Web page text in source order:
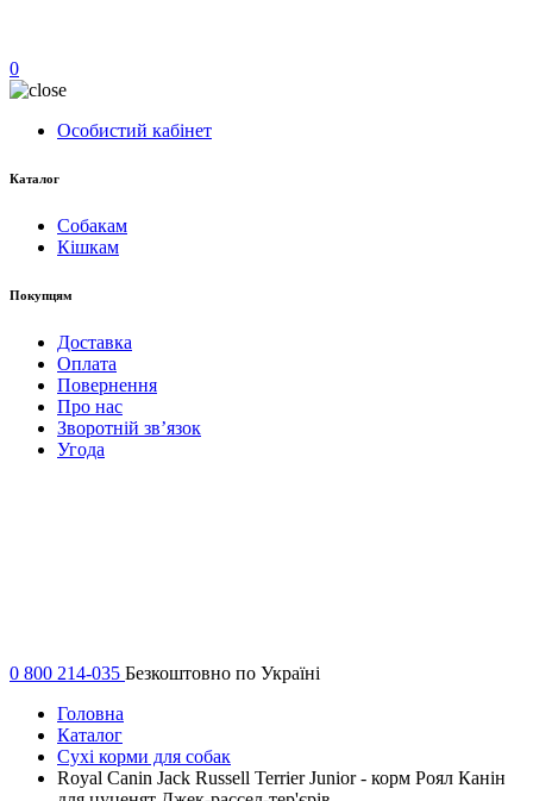
0
Особистий кабінет
Каталог
Собакам
Кішкам
Покупцям
Доставка
Оплата
Повернення
Про нас
Зворотній зв’язок
Угода
0 800 214-035 Безкоштовно по Україні
Головна
Каталог
Сухі корми для собак
Royal Canin Jack Russell Terrier Junior - корм Роял Канін